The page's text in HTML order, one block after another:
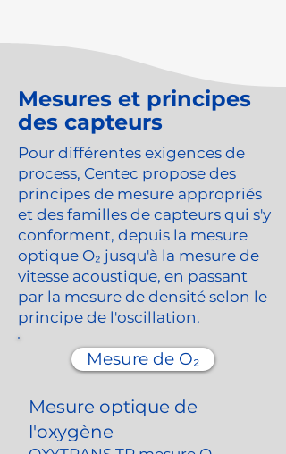
Mesures et principes
des capteurs
Pour différentes exigences de
process, Centec propose des
principes de mesure appropriés
et des familles de capteurs qui s'y
conforment, depuis la mesure
optique O₂ jusqu'à la mesure de
vitesse acoustique, en passant
par la mesure de densité selon le
principe de l'oscillation.
Mesure de O₂
Mesure optique de
l'oxygène